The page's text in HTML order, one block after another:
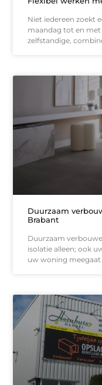
Niet iedereen zoekt
maandag tot en met
zelfstandige,
Duurzaam
Brabant
Duurzaam
isolatie alleen; ook
uw woning